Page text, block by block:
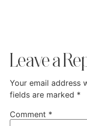
Leave a
Your email address
fields are marked *
Comment *